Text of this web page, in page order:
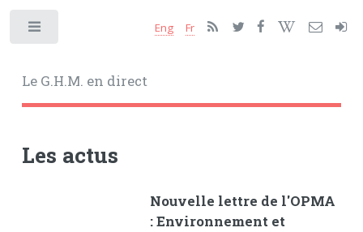
Le G.H.M. en direct
Eng Fr
Les actus
Nouvelle lettre de l'OPMA
: Environnement et